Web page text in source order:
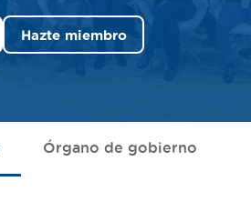
Hazte miembro
Órgano de gobierno